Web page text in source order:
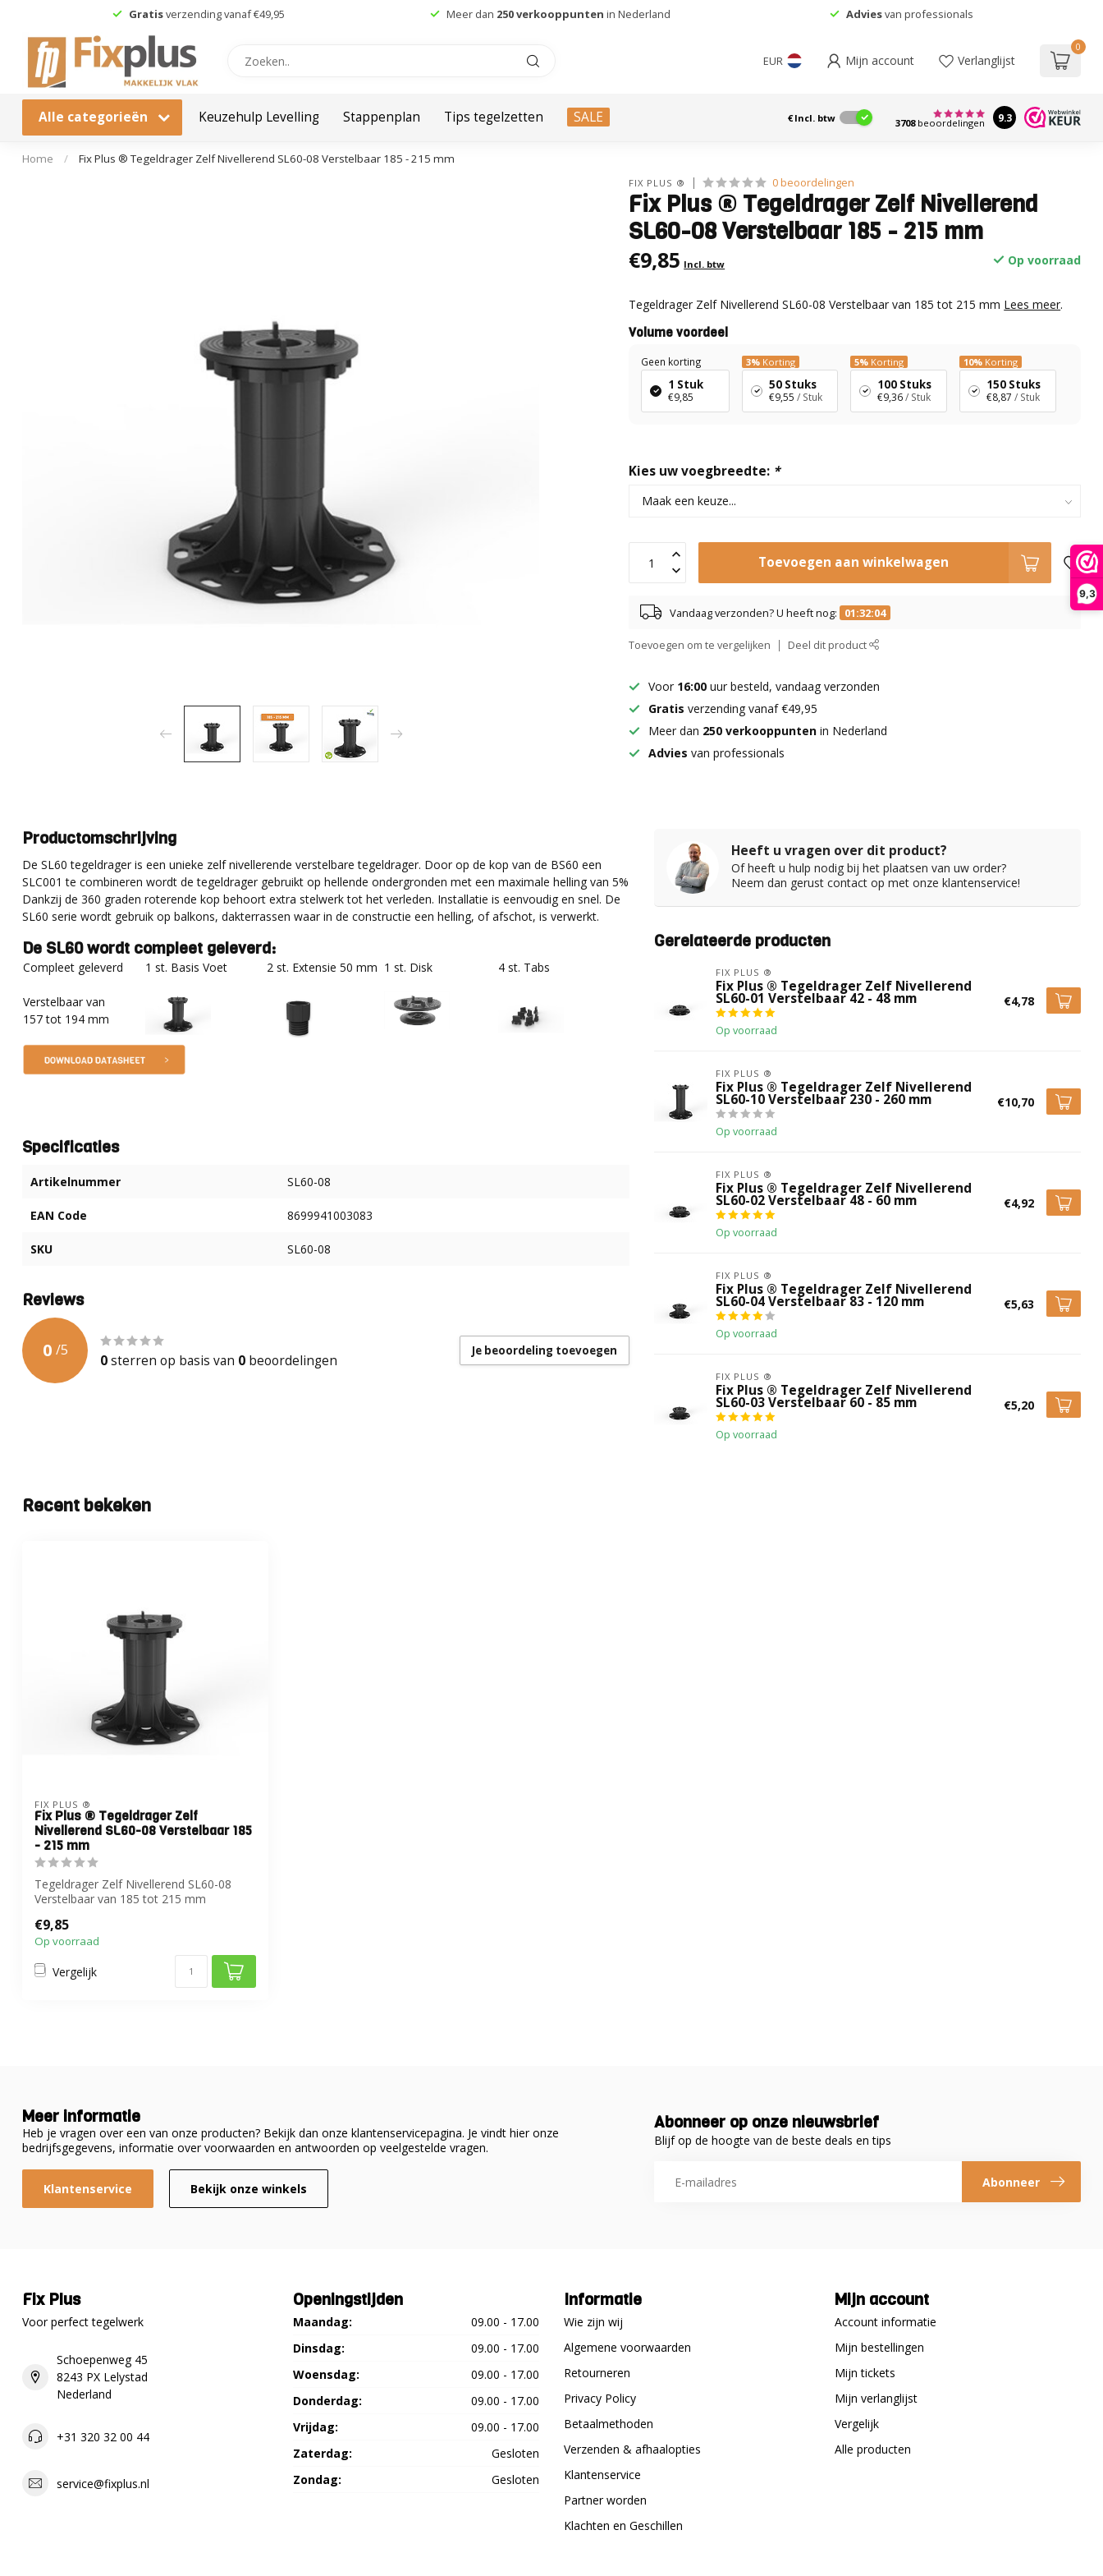
9,3
Gratisverzending vanaf €49,95 Meer dan 250 verkooppunten in Nederland Adviesvan professionals
EUR Mijn account Verlanglijst
0
Alle categorieën Keuzehulp Levelling Stappenplan Tips tegelzetten SALE €Incl. btw 3708beoordelingen 9.3
Home / Fix Plus ® Tegeldrager Zelf Nivellerend SL60-08 Verstelbaar 185 - 215 mm
FIX PLUS ® 0 beoordelingen
Fix Plus ® Tegeldrager Zelf Nivellerend
SL60-08 Verstelbaar 185 - 215 mm
€9,85 Incl. btw Op voorraad
Tegeldrager Zelf Nivellerend SL60-08 Verstelbaar van 185 tot 215 mm Lees meer.
Volume voordeel
Geen korting
1 Stuk
€9,85
3% Korting
50 Stuks
€9,55 / Stuk
5% Korting
100 Stuks
€9,36/ Stuk
10% Korting
150 Stuks
€8,87 / Stuk
Kies uw voegbreedte: *
Toevoegen aan winkelwagen
Vandaag verzonden? U heeft nog: 01:32:03
Toevoegen om te vergelijken Deel dit product
Voor 16:00 uur besteld, vandaag verzonden
Gratis verzending vanaf €49,95
Meer dan 250 verkooppunten in Nederland
Advies van professionals
Productomschrijving
De SL60 tegeldrager is een unieke zelf nivellerende verstelbare tegeldrager. Door op de kop van de BS60 een
SLC001 te combineren wordt de tegeldrager gebruikt op hellende ondergronden met een maximale helling van 5%
Dankzij de 360 graden roterende kop behoort extra stelwerk tot het verleden. Installatie is eenvoudig en snel. De
SL60 serie wordt gebruik op balkons, dakterrassen waar in de constructie een helling, of afschot, is verwerkt.
De SL60 wordt compleet geleverd:
Compleet geleverd 1 st. Basis Voet 2 st. Extensie 50 mm 1 st. Disk 4 st. Tabs
Verstelbaar van
157 tot 194 mm
Specificaties
Artikelnummer SL60-08
EAN Code 8699941003083
SKU SL60-08
Reviews
0 /5
0sterren op basis van 0 beoordelingen
Je beoordeling toevoegen
Heeft u vragen over dit product?
Of heeft u hulp nodig bij het plaatsen van uw order?
Neem dan gerust contact op met onze klantenservice!
Gerelateerde producten
FIX PLUS ®
Fix Plus ® Tegeldrager Zelf Nivellerend
SL60-01 Verstelbaar 42 - 48 mm
Op voorraad
€4,78
FIX PLUS ®
Fix Plus ® Tegeldrager Zelf Nivellerend
SL60-10 Verstelbaar 230 - 260 mm
Op voorraad
€10,70
FIX PLUS ®
Fix Plus ® Tegeldrager Zelf Nivellerend
SL60-02 Verstelbaar 48 - 60 mm
Op voorraad
€4,92
FIX PLUS ®
Fix Plus ® Tegeldrager Zelf Nivellerend
SL60-04 Verstelbaar 83 - 120 mm
Op voorraad
€5,63
FIX PLUS ®
Fix Plus ® Tegeldrager Zelf Nivellerend
SL60-03 Verstelbaar 60 - 85 mm
Op voorraad
€5,20
Recent bekeken
FIX PLUS ®
Fix Plus ® Tegeldrager Zelf
Nivellerend SL60-08 Verstelbaar 185
- 215 mm
Tegeldrager Zelf Nivellerend SL60-08
Verstelbaar van 185 tot 215 mm
€9,85
Op voorraad
Vergelijk
Meer informatie
Heb je vragen over een van onze producten? Bekijk dan onze klantenservicepagina. Je vindt hier onze
bedrijfsgegevens, informatie over voorwaarden en antwoorden op veelgestelde vragen.
Klantenservice Bekijk onze winkels
Abonneer op onze nieuwsbrief
Blijf op de hoogte van de beste deals en tips
Abonneer
Fix Plus
Voor perfect tegelwerk
Schoepenweg 45
8243 PX Lelystad
Nederland
+31 320 32 00 44
service@fixplus.nl
Openingstijden
Maandag:
09.00 - 17.00
Dinsdag:
09.00 - 17.00
Woensdag:
09.00 - 17.00
Donderdag:
09.00 - 17.00
Vrijdag:
09.00 - 17.00
Zaterdag:
Gesloten
Zondag:
Gesloten
Informatie
Wie zijn wij
Algemene voorwaarden
Retourneren
Privacy Policy
Betaalmethoden
Verzenden & afhaalopties
Klantenservice
Partner worden
Klachten en Geschillen
Mijn account
Account informatie
Mijn bestellingen
Mijn tickets
Mijn verlanglijst
Vergelijk
Alle producten